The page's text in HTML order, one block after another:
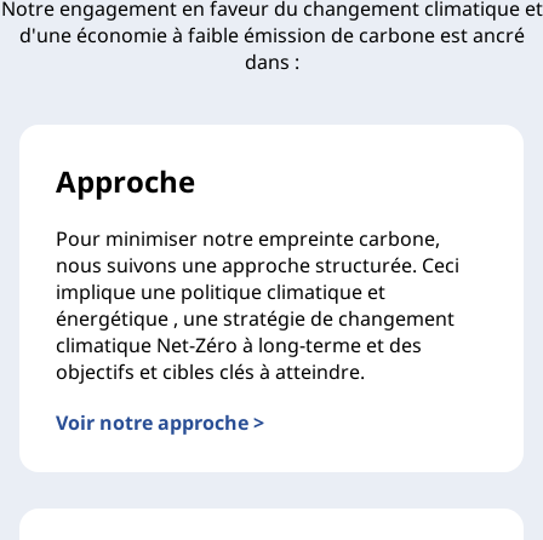
Notre engagement en faveur du changement climatique et
d'une économie à faible émission de carbone est ancré
dans :
Approche
Pour minimiser notre empreinte carbone,
nous suivons une approche structurée. Ceci
implique une politique climatique et
énergétique , une stratégie de changement
climatique Net-Zéro à long-terme et des
objectifs et cibles clés à atteindre.
Voir notre approche >